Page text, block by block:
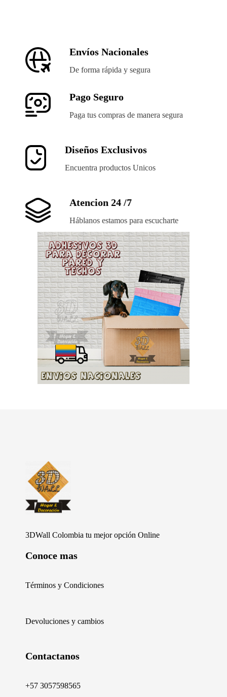
Envíos Nacionales
De forma rápida y segura
Pago Seguro
Paga tus compras de manera segura
Diseños Exclusivos
Encuentra productos Unicos
Atencion 24 /7
Háblanos estamos para escucharte
3DWall Colombia tu mejor opción Online
Conoce mas
Términos y Condiciones
Devoluciones y cambios
Contactanos
+57 3057598565